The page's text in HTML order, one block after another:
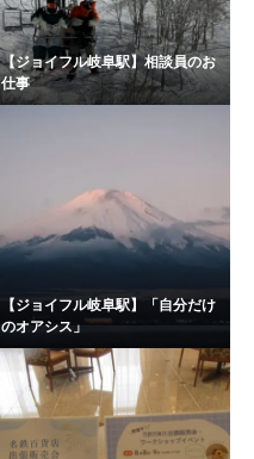
【ジョイフル岐阜駅】相談員のお
仕事
【ジョイフル岐阜駅】「自分だけ
のオアシス」